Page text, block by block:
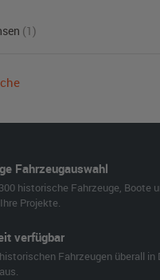
(1)
Fahrzeugauswahl
historische Fahrzeuge, Boote
Projekte.
verfügbar
Fahrzeugen überall in